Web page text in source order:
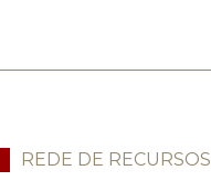
REDE DE RECURSOS